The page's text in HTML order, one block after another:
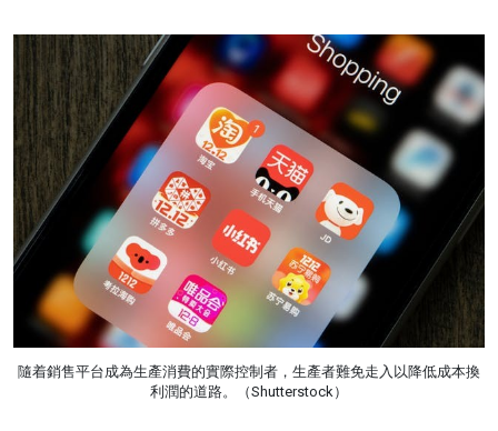
隨着銷售平台成為生產消費的實際控制者，生產者難免走入以降低成本換
利潤的道路。（Shutterstock）